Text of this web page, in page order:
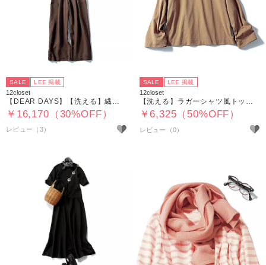
SALE LEE 掲載
12closet
￥16,170（30%OFF）
レビュー（3）
SALE LEE 掲載
12closet
￥6,325（50%OFF）